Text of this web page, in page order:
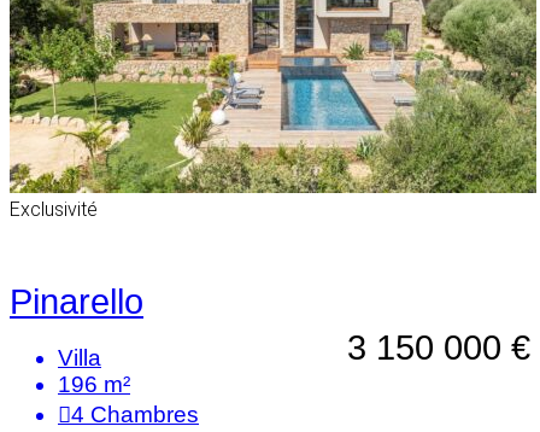
Exclusivité
Pinarello
3 150 000 €
Villa
196 m²
4 Chambres